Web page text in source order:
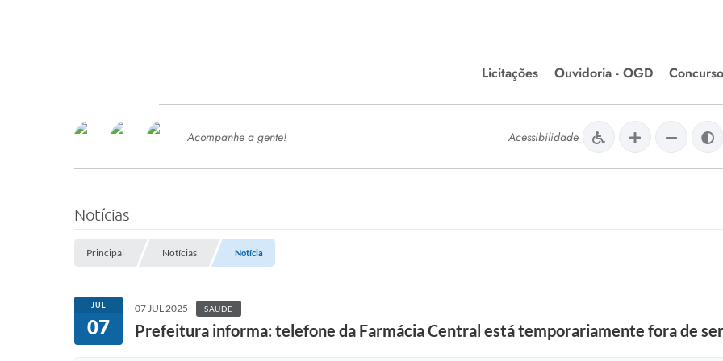
Licitações
Editais de Licitações
Chamamentos Públicos
Ouvidoria - OGD
SERVIÇOS
SEMED
Processo de Contratação -
Concursos e Processos Seletivos
Esporte
Meio Ambiente
Acompanhe a gente! Acessibilidade
Notícias
Principal Notícias Notícia
JUL
07
07 JUL 2025 SAÚDE
Prefeitura informa: telefone da Farmácia Central está temporariamente fora de